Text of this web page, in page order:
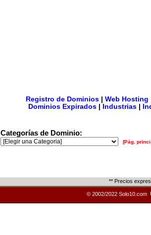
Registro de Dominios| Web Hosting
Dominios Expirados
Industrias
Categorías de Dominio:
[Pág.
** Precios
© 2002/2022 Solo10.com